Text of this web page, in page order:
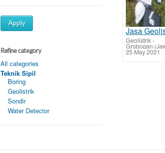
Apply
Refine category
All categories
Teknik Sipil
Boring
Geolistrik
Sondir
Water Detector
Geolistrik-
Grobogan
25 May 2021